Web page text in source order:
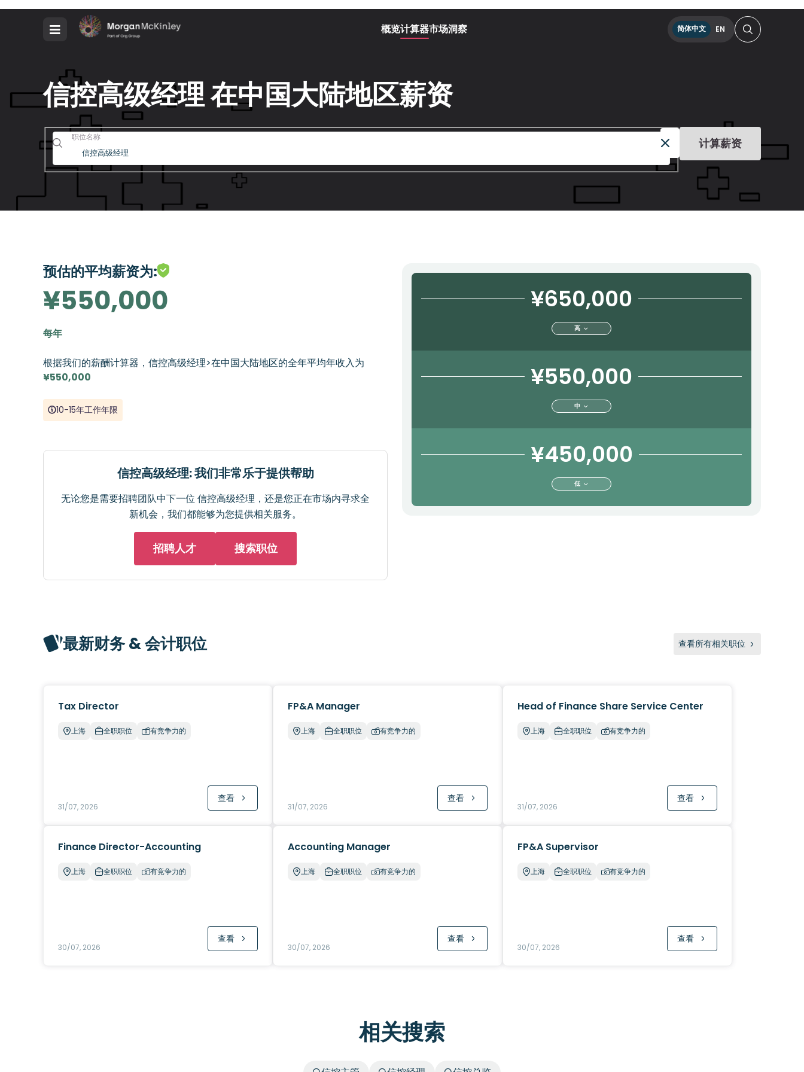
概览计算器市场洞察 简体中文 EN
信控高级经理 在中国大陆地区薪资
职位名称
计算薪资
预估的平均薪资为:
¥550,000
每年
根据我们的薪酬计算器，信控高级经理>在中国大陆地区的全年平均年收入为
¥550,000
10-15年工作年限
信控高级经理: 我们非常乐于提供帮助
无论您是需要招聘团队中下一位 信控高级经理，还是您正在市场内寻求全
新机会，我们都能够为您提供相关服务。
招聘人才 搜索职位
¥650,000
高
¥550,000
中
¥450,000
低
最新财务 & 会计职位 查看所有相关职位
Tax Director
上海 全职职位 有竞争力的
31/07, 2026
查看
FP&A Manager
上海 全职职位 有竞争力的
31/07, 2026
查看
Head of Finance Share Service Center
上海 全职职位 有竞争力的
31/07, 2026
查看
Finance Director-Accounting
上海 全职职位 有竞争力的
30/07, 2026
查看
Accounting Manager
上海 全职职位 有竞争力的
30/07, 2026
查看
FP&A Supervisor
上海 全职职位 有竞争力的
30/07, 2026
查看
相关搜索